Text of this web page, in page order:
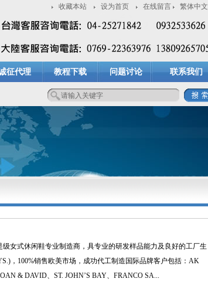
收藏本站 设为首页 在线留言 繁体中文
征代理 教程下载 问题讨论 联系我们
女式休闲鞋专业制造商，具专业的研发样品能力及良好的工厂生
，100%销售欧美市场，成功代工制造国际品牌客户包括：AK
& DAVID、ST. JOHN’S BAY、FRANCO SA...